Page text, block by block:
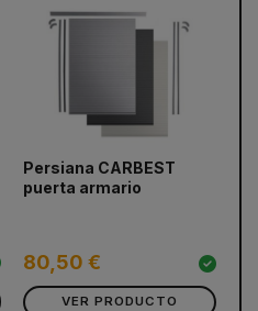
Persiana CARBEST
puerta armario
80,50 €
VER PRODUCTO